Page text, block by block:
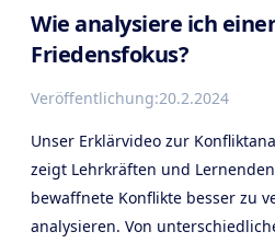
Wie analysiere ich
Friedensfokus?
Veröffentlichung:20.2.2024
Unser Erklärvideo zur
zeigt Lehrkräften und
bewaffnete Konflikte besser zu
analysieren. Von